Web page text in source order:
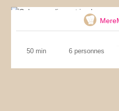
50 min 6 personnes